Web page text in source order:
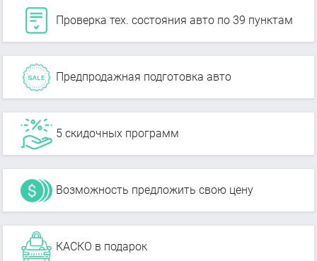
Проверка тех. состояния авто по 39 пунктам
Предпродажная подготовка авто
5 скидочных программ
Возможность предложить свою цену
КАСКО в подарок